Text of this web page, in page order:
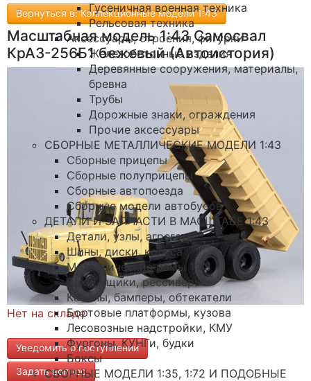
Гусеничная военная техника
Рельсовая техника
Аксессуары, строения, фигурки
Железобетонные изделия
Деревянные сооружения, материалы,
бревна
Трубы
Дорожные знаки, ограждения
Прочие аксессуары
СБОРНЫЕ МЕТАЛЛИЧЕСКИЕ МОДЕЛИ 1:43
Сборные прицепы
Сборные полуприцепы
Сборные автопоезда
Сборные модели автобусов
ДЕТАЛИ И ЗАПЧАСТИ В МАСШТАБЕ 1:43
Детали, узлы, агрегаты
Шины, диски, колеса
Металлические рамы 1:43
Баки, ящики, рессиверы
Кабины, бамперы, обтекатели
Бортовые платформы, кузова
Лесовозные надстройки, КМУ
Фургоны, КУНГи, будки
Боксы
СБОРНЫЕ МОДЕЛИ 1:35, 1:72 И ПОДОБНЫЕ
Вернуться в: Коллекционные модели 1:43
Масштабная модель 1:43 Самосвал
КрАЗ-256Б1 бежевый (Автоистория)
Нет на складе
Уведомить о поступлении
Задать вопрос